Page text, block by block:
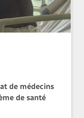
de médecins
de santé